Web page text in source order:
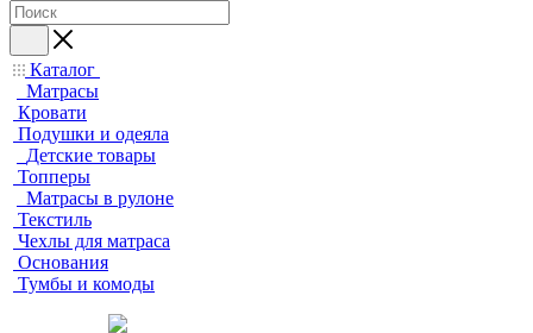
Каталог
Матрасы
Кровати
Подушки и одеяла
Детские товары
Топперы
Матрасы в рулоне
Текстиль
Чехлы для матраса
Основания
Тумбы и комоды